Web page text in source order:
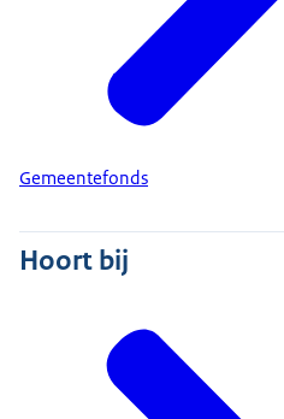
Gemeentefonds
Hoort bij